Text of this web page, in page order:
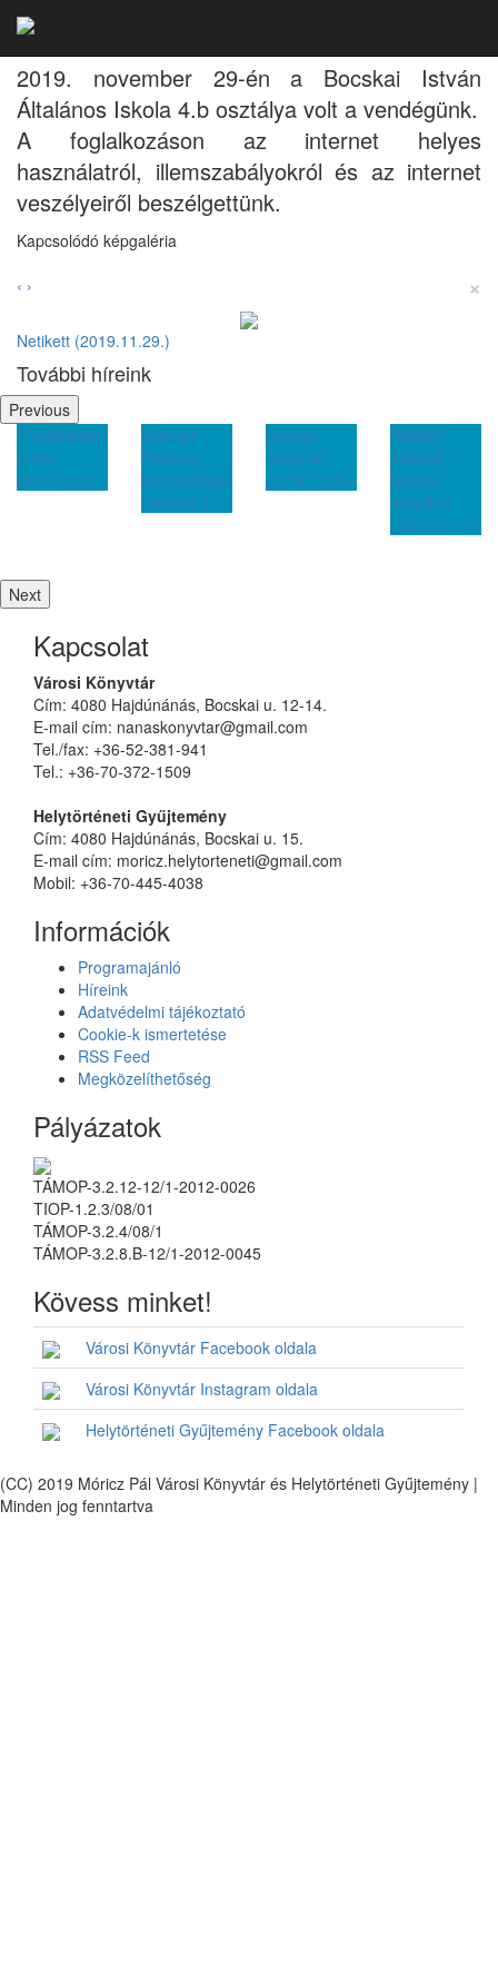
Netikett
2019. november 29-én a Bocskai István
Általános Iskola 4.b osztálya volt a vendégünk.
A foglalkozáson az internet helyes
használatról, illemszabályokról és az internet
veszélyeiről beszélgettünk.
Kapcsolódó képgaléria
‹ › ×
Netikett (2019.11.29.)
További híreink
Previous
Internet
Fiesta a
könyvtárban
Ünnepi
üdvözlet
( 2025.12.19 )
Mesélő
értékek -
Nánási
Ünnepi
zárvatartás
(
Next
Kapcsolat
Városi Könyvtár
Cím: 4080 Hajdúnánás, Bocskai u. 12-14.
E-mail cím: nanaskonyvtar@gmail.com
Tel./fax: +36-52-381-941
Tel.: +36-70-372-1509
Helytörténeti Gyűjtemény
Cím: 4080 Hajdúnánás, Bocskai u. 15.
E-mail cím: moricz.helytorteneti@gmail.com
Mobil: +36-70-445-4038
Információk
Programajánló
Híreink
Adatvédelmi tájékoztató
Cookie-k ismertetése
RSS Feed
Megközelíthetőség
Pályázatok
TÁMOP-3.2.12-12/1-2012-0026
TIOP-1.2.3/08/01
TÁMOP-3.2.4/08/1
TÁMOP-3.2.8.B-12/1-2012-0045
Kövess minket!
Városi Könyvtár Facebook oldala
Városi Könyvtár Instagram oldala
Helytörténeti Gyűjtemény Facebook oldala
(CC) 2019 Móricz Pál Városi Könyvtár és Helytörténeti Gyűjtemény |
Minden jog fenntartva